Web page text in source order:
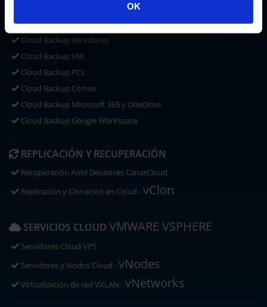
OK
CLOUD BACKUPACRONIS CYBER PROTECT
Cloud Backup Servidores
Cloud Backup VM
Cloud Backup PCs
Cloud Backup Correo
Cloud Backup Microsoft 365 y OneDrive
Cloud Backup Google Workspace
REPLICACIÓN Y RECUPERACIÓN
Recuperación Ante Desastres CanarCloud
Replicación y Clonación en Cloud -vClon
SERVICIOS CLOUD VMWARE VSPHERE
Servidores Cloud VPS
Servidores y Nodos Cloud -vNodes
Virtualización de red VXLAN -vNetworks